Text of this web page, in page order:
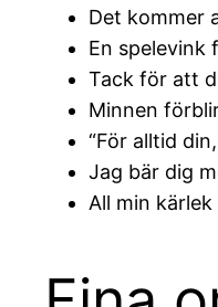
Det kommer
En spelevink
Tack för att
Minnen
“För alltid
Jag bär dig
All min